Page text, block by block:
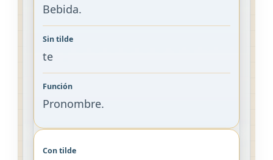
Bebida.
te
Pronombre.